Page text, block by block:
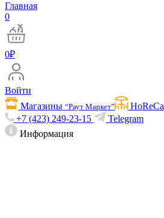
Главная
0
0₽
Войти
Магазины“Раут Маркет”
HoReCa
+7 (423) 249-23-15
Telegram
Информация